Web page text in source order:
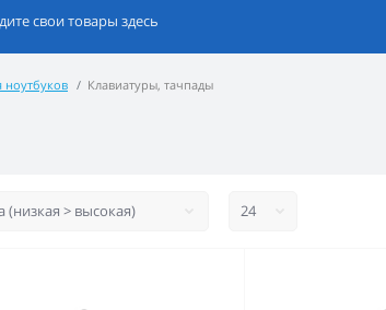
ноутбуков Клавиатуры, тачпады